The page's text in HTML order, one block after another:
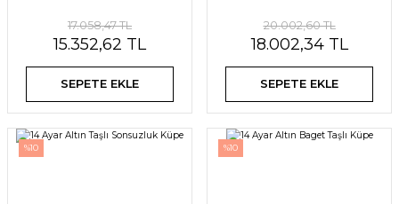
17.058,47 TL
15.352,62 TL
SEPETE EKLE
20.002,60 TL
18.002,34 TL
SEPETE EKLE
%10 %10